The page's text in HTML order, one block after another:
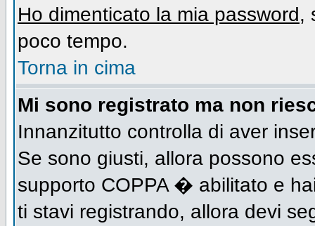
Ho dimenticato la mia password,
poco tempo.
Torna in cima
Mi sono registrato ma non
Innanzitutto controlla di aver
Se sono giusti, allora possono
supporto COPPA � abilitato e
ti stavi registrando, allora devi